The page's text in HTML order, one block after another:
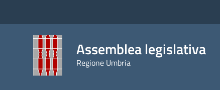
Assemblea legislativa
Regione Umbria